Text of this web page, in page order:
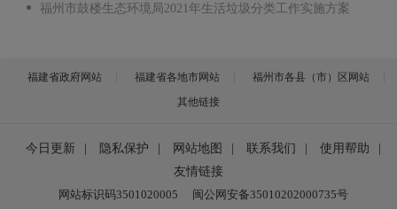
福州市鼓楼生态环境局2021年生活垃圾分类工作实施方案
福建省政府网站 福建省各地市网站
福州市各县（市）区网站
其他链接
今日更新 | 隐私保护 | 网站地图 | 联系我们 | 使用帮助
|
友情链接
网站标识码3501020005
闽公网安备35010202000735号